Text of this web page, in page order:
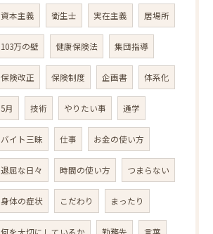
資本主義 衛生士 実在主義 居場所
103万の壁 健康保険法 集団指導
保険改正 保険制度 企画書 体系化
5月 技術 やりたい事 通学
バイト三昧 仕事 お金の使い方
退屈な日々 時間の使い方 つまらない
身体の症状 こだわり まったり